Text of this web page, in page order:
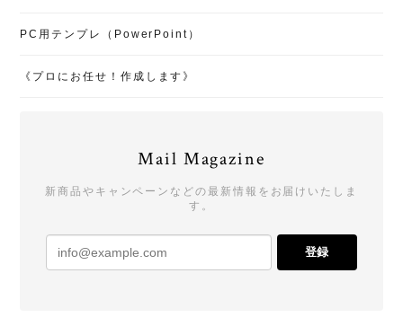
PC用テンプレ（PowerPoint）
《プロにお任せ！作成します》
Mail Magazine
新商品やキャンペーンなどの最新情報をお届けいたしま
す。
登録